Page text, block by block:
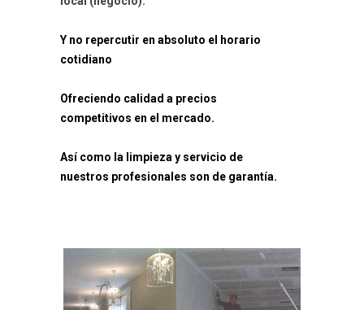
Y no repercutir en absoluto el horario
cotidiano
Ofreciendo calidad a precios
competitivos en el mercado.
Así como la limpieza y servicio de
nuestros profesionales son de garantía.